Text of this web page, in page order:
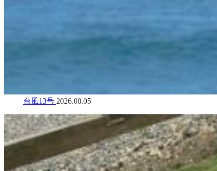
台風13号 2026.08.05